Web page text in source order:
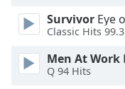
Text
BackgroundSurvivor Eye
Classic Hits 99.3
Men At Work
Q 94 Hits